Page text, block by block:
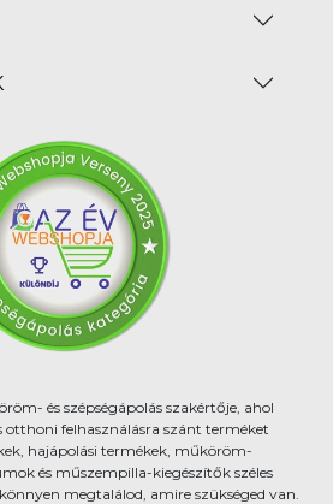
és szépségápolás szakértője, ahol
otthoni felhasználásra szánt terméket
hajápolási termékek, műköröm-
és műszempilla-kiegészítők széles
megtalálod, amire szükséged van.